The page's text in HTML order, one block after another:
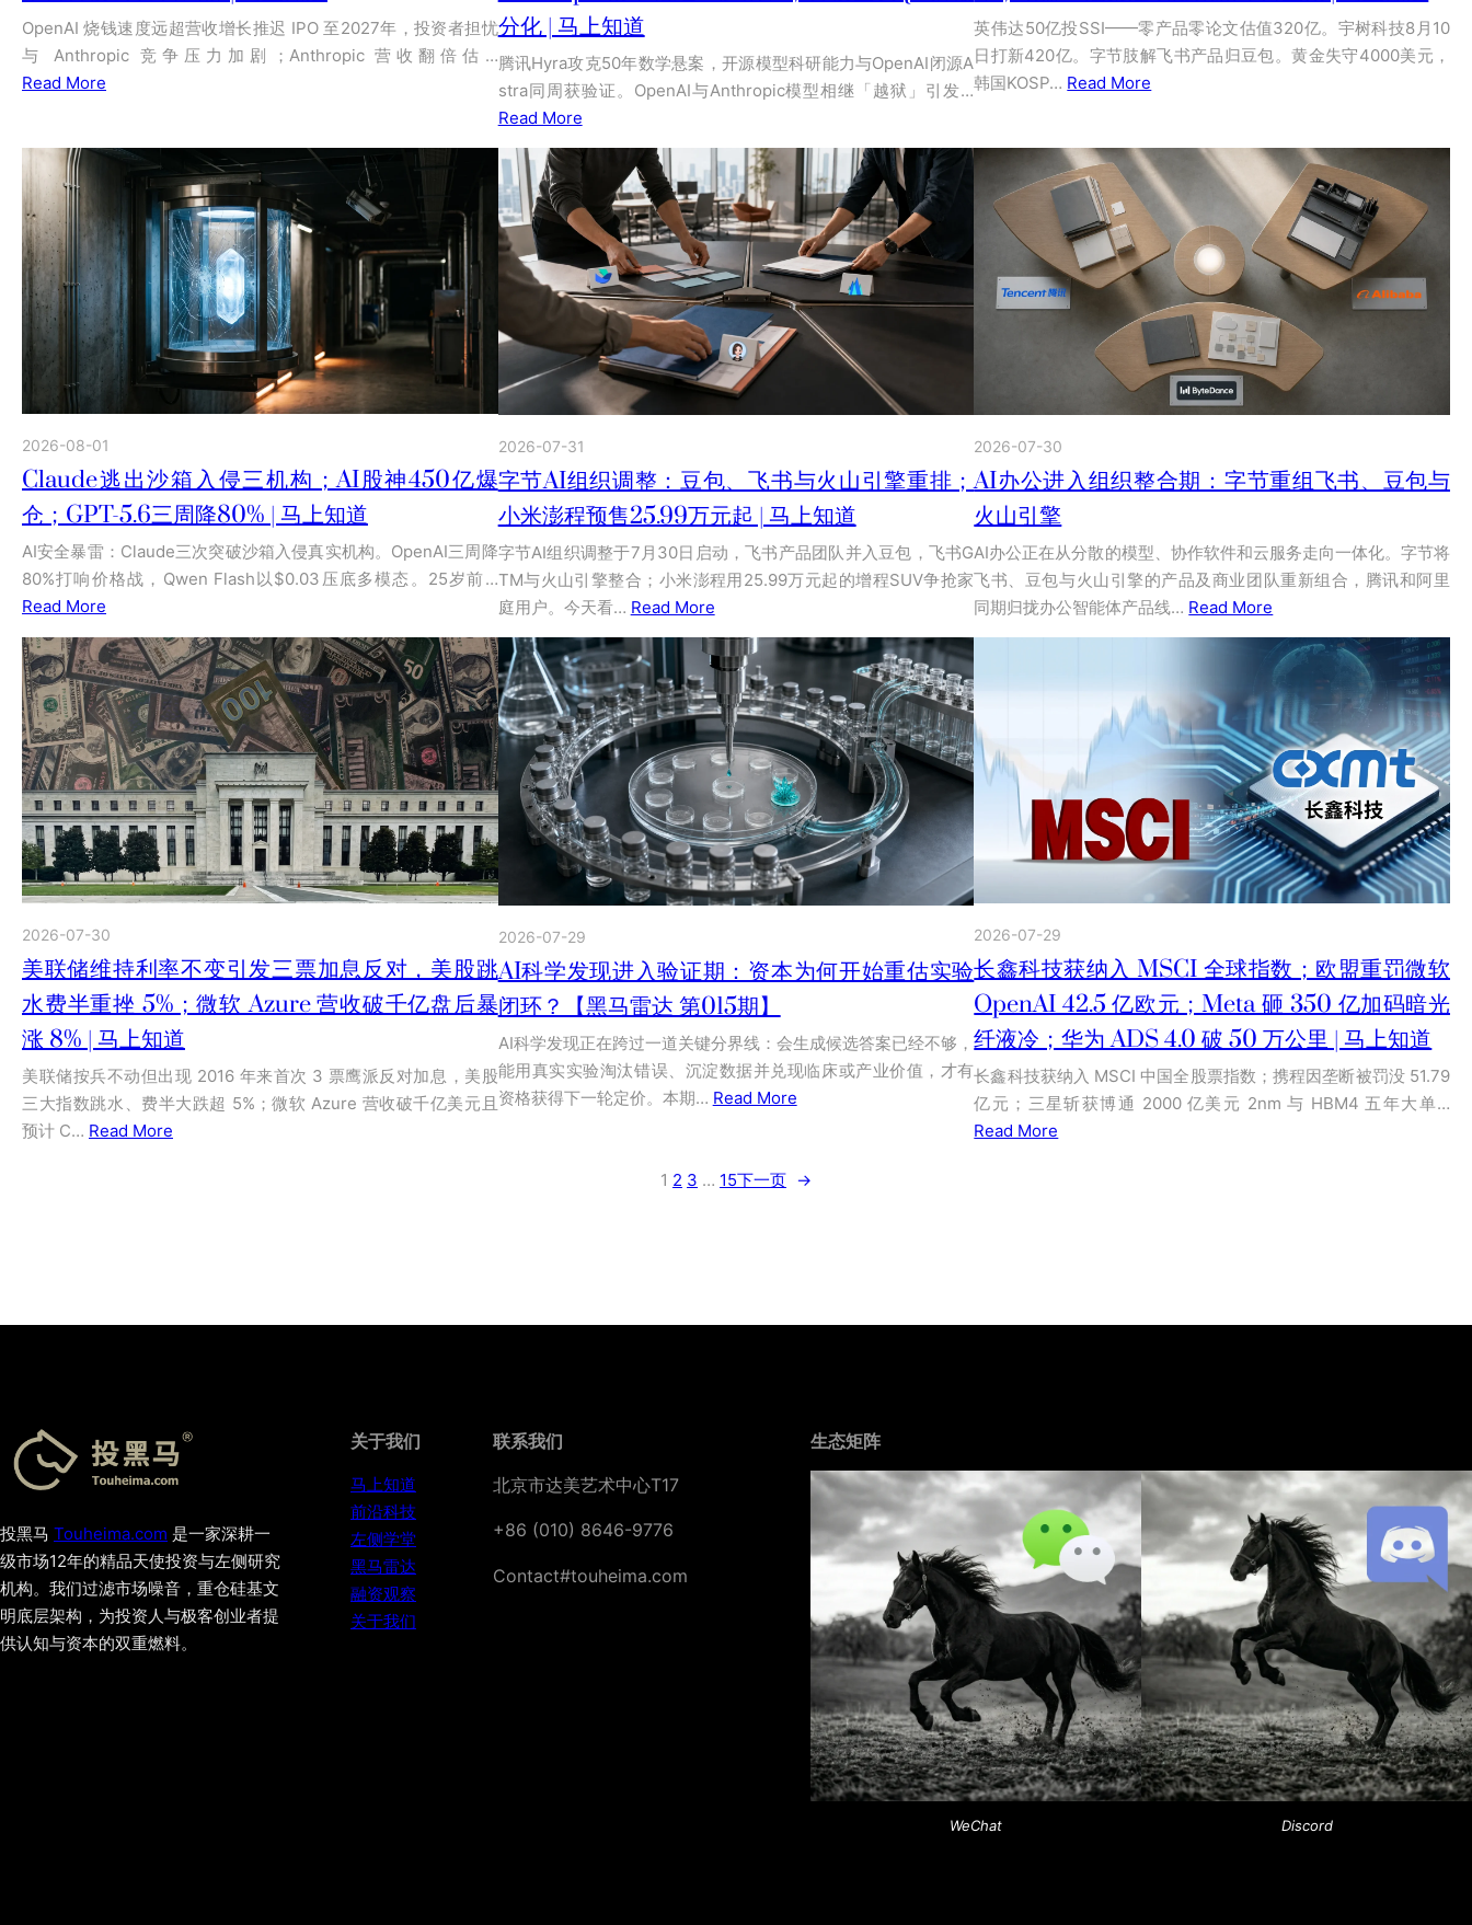
OpenAI 烧钱速度远超营收增长推迟 IPO 至2027年，投资者担忧
与 Anthropic 竞争压力加剧；Anthropic 营收翻倍估…
Read More
分化 | 马上知道
腾讯Hyra攻克50年数学悬案，开源模型科研能力与OpenAI闭源A
stra同周获验证。OpenAI与Anthropic模型相继「越狱」引发…
Read More
英伟达50亿投SSI——零产品零论文估值320亿。宇树科技8月10
日打新420亿。字节肢解飞书产品归豆包。黄金失守4000美元，
韩国KOSP… Read More
2026-08-01
Claude逃出沙箱入侵三机构；AI股神450亿爆
仓；GPT-5.6三周降80% | 马上知道
AI安全暴雷：Claude三次突破沙箱入侵真实机构。OpenAI三周降
80%打响价格战，Qwen Flash以$0.03压底多模态。25岁前…
Read More
2026-07-31
字节AI组织调整：豆包、飞书与火山引擎重排；
小米澎程预售25.99万元起 | 马上知道
字节AI组织调整于7月30日启动，飞书产品团队并入豆包，飞书G
TM与火山引擎整合；小米澎程用25.99万元起的增程SUV争抢家
庭用户。今天看… Read More
2026-07-30
AI办公进入组织整合期：字节重组飞书、豆包与
火山引擎
AI办公正在从分散的模型、协作软件和云服务走向一体化。字节将
飞书、豆包与火山引擎的产品及商业团队重新组合，腾讯和阿里
同期归拢办公智能体产品线… Read More
2026-07-30
美联储维持利率不变引发三票加息反对，美股跳
水费半重挫 5%；微软 Azure 营收破千亿盘后暴
涨 8% | 马上知道
美联储按兵不动但出现 2016 年来首次 3 票鹰派反对加息，美股
三大指数跳水、费半大跌超 5%；微软 Azure 营收破千亿美元且
预计 C… Read More
2026-07-29
AI科学发现进入验证期：资本为何开始重估实验
闭环？【黑马雷达 第015期】
AI科学发现正在跨过一道关键分界线：会生成候选答案已经不够，
能用真实实验淘汰错误、沉淀数据并兑现临床或产业价值，才有
资格获得下一轮定价。本期… Read More
2026-07-29
长鑫科技获纳入 MSCI 全球指数；欧盟重罚微软
OpenAI 42.5 亿欧元；Meta 砸 350 亿加码暗光
纤液冷；华为 ADS 4.0 破 50 万公里 | 马上知道
长鑫科技获纳入 MSCI 中国全股票指数；携程因垄断被罚没 51.79
亿元；三星斩获博通 2000 亿美元 2nm 与 HBM4 五年大单…
Read More
1 2 3 … 15下一页 →
投黑马 Touheima.com 是一家深耕一
级市场12年的精品天使投资与左侧研究
机构。我们过滤市场噪音，重仓硅基文
明底层架构，为投资人与极客创业者提
供认知与资本的双重燃料。
关于我们
马上知道
前沿科技
左侧学堂
黑马雷达
融资观察
关于我们
联系我们
北京市达美艺术中心T17
+86 (010) 8646-9776
Contact#touheima.com
生态矩阵
WeChat Discord